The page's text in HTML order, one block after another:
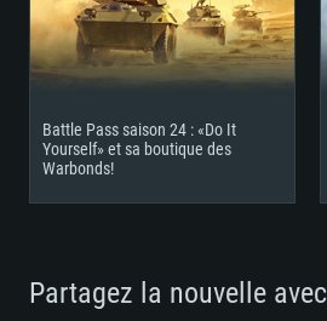
Battle Pass saison 24 : «Do It
Yourself» et sa boutique des
Warbonds!
Partagez la nouvelle